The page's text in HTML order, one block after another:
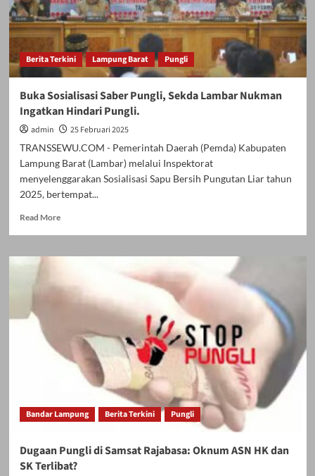
Berita Terkini Lampung Barat Pungli
Buka Sosialisasi Saber Pungli, Sekda Lambar Nukman
Ingatkan Hindari Pungli.
admin
25 Februari 2025
TRANSSEWU.COM - Pemerintah Daerah (Pemda) Kabupaten
Lampung Barat (Lambar) melalui Inspektorat
menyelenggarakan Sosialisasi Sapu Bersih Pungutan Liar tahun
2025, bertempat...
Read MoreRead
Buka
Pungli,
Nukman
Ingatkan
Hindari
Pungli.
Bandar Lampung Berita Terkini Pungli
Dugaan Pungli di Samsat Rajabasa: Oknum ASN HK dan
SK Terlibat?